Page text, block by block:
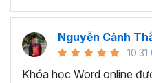
BẠN SẼ HỌC
KHÓA HỌC
MICROSOFT
Nguyễn Cảnh
10:31
Khóa học Word online